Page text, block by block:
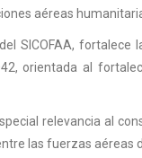
aéreas
SICOFAA,
orientada al
relevancia al
las fuerzas aéreas